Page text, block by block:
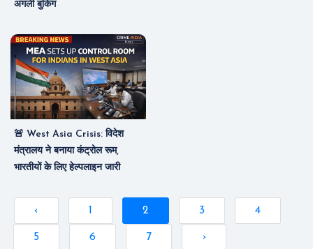
अगली बुकिंग
🚨 West Asia Crisis: विदेश
मंत्रालय ने बनाया कंट्रोल रूम,
भारतीयों के लिए हेल्पलाइन जारी
‹ 1 2 3 4
5 6 7 ›